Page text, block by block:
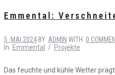
Emmental:
5. MAI 2024 BY ADMIN WITH 0
In Emmental / Projekte
Das feuchte und kühle Wetter